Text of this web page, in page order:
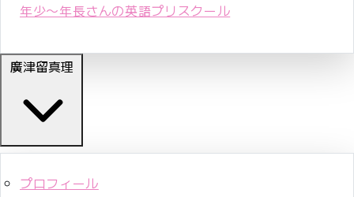
年少〜年長さんの英語プリスクール
廣津留真理
プロフィール